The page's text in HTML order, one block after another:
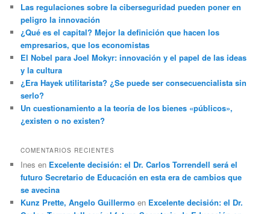
Las regulaciones sobre la ciberseguridad pueden poner en
peligro la innovación
¿Qué es el capital? Mejor la definición que hacen los
empresarios, que los economistas
El Nobel para Joel Mokyr: innovación y el papel de las ideas
y la cultura
¿Era Hayek utilitarista? ¿Se puede ser consecuencialista sin
serlo?
Un cuestionamiento a la teoría de los bienes «públicos»,
¿existen o no existen?
COMENTARIOS RECIENTES
Ines en Excelente decisión: el Dr. Carlos Torrendell será el
futuro Secretario de Educación en esta era de cambios que
se avecina
Kunz Prette, Angelo Guillermo en Excelente decisión: el Dr.